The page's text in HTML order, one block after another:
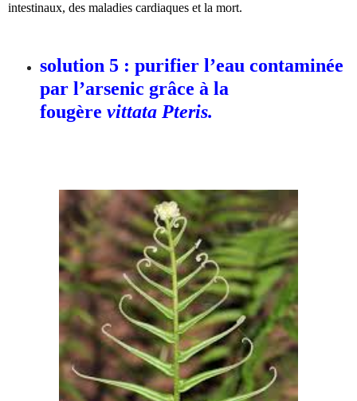
intestinaux, des maladies cardiaques et la mort.
solution 5 : purifier l’eau contaminée
par l’arsenic grâce à la
fougère vittata Pteris.